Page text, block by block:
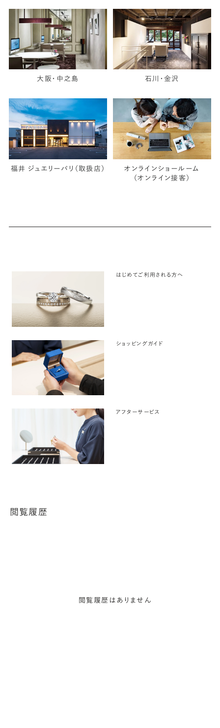
大阪・中之島 石川・金沢
福井 ジュエリーパリ（取扱店）
オンラインショールーム
（オンライン接客）
はじめてご利用される方へ
ショッピングガイド
アフターサービス
閲覧履歴
閲覧履歴はありません